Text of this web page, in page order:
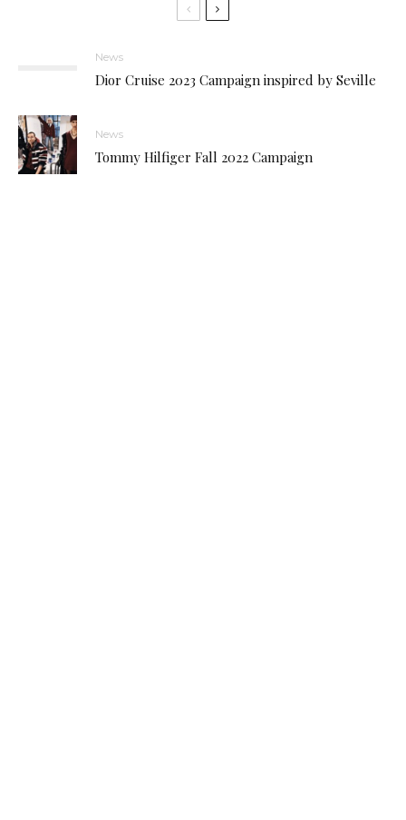
News
Dior Cruise 2023 Campaign inspired by Seville
News
Tommy Hilfiger Fall 2022 Campaign